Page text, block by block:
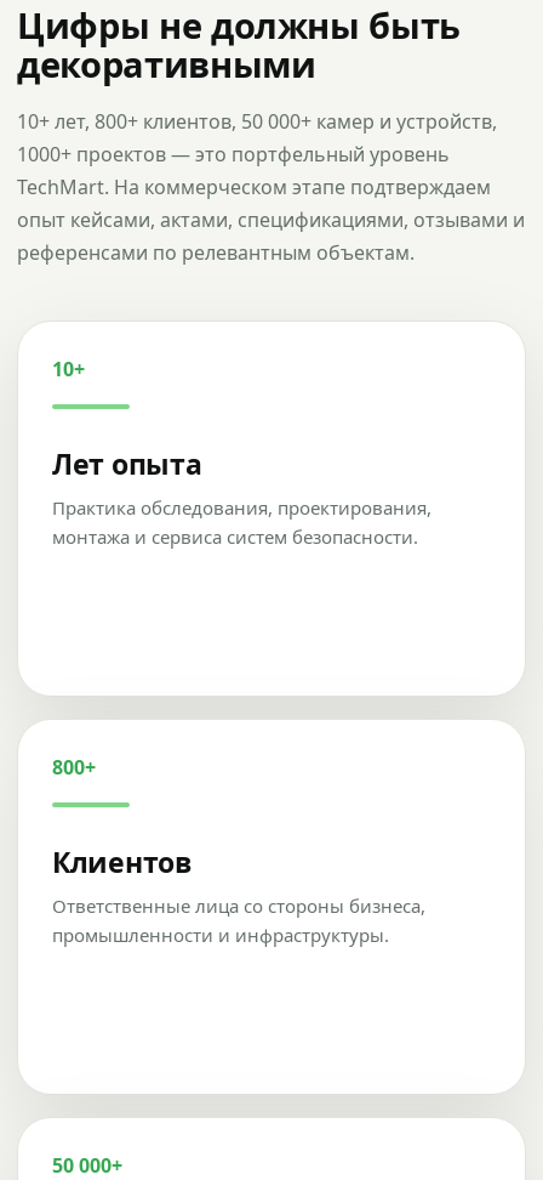
Цифры не должны быть
декоративными
10+ лет, 800+ клиентов, 50 000+ камер и устройств,
1000+ проектов — это портфельный уровень
TechMart. На коммерческом этапе подтверждаем
опыт кейсами, актами, спецификациями, отзывами и
референсами по релевантным объектам.
10+
Лет опыта
Практика обследования, проектирования,
монтажа и сервиса систем безопасности.
800+
Клиентов
Ответственные лица со стороны бизнеса,
промышленности и инфраструктуры.
50 000+